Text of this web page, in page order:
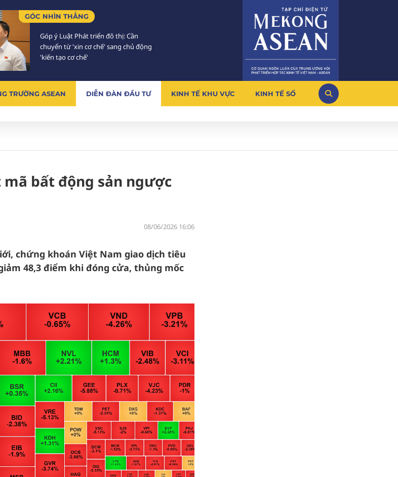
GÓC NHÌN THẲNG
Góp ý Luật Phát triển đô thị: Cần
chuyển từ 'xin cơ chế' sang chủ động
'kiến tạo cơ chế'
TRƯỜNG ASEAN DIỄN ĐÀN ĐẦU TƯ KINH TẾ KHU VỰC KINH TẾ SỐ
bất động sản ngược
08/06/2026 16:06
chứng khoán Việt Nam giao dịch tiêu
48,3 điểm khi đóng cửa, thủng mốc